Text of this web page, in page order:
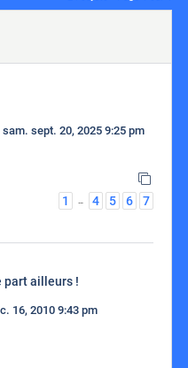
sam. sept. 20, 2025 9:25 pm
1
… 4 5 6 7
part ailleurs !
16, 2010 9:43 pm